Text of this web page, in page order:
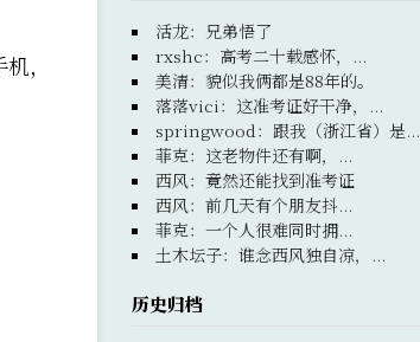
，
活龙： 兄弟悟了
rxshc： 高考二十载感怀，...
美清： 貌似我俩都是88年的。
落落vici ： 这准考证好干净，...
springwood ： 跟我（浙江省）是...
菲克： 这老物件还有啊，...
西风： 竟然还能找到准考证
西风： 前几天有个朋友抖...
菲克： 一个人很难同时拥...
土木坛子： 谁念西风独自凉，...
历史归档